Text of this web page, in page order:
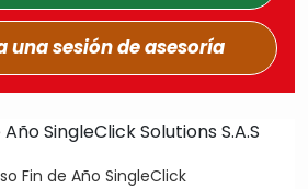
una sesiónde asesoría
Fin de Año SingleClick